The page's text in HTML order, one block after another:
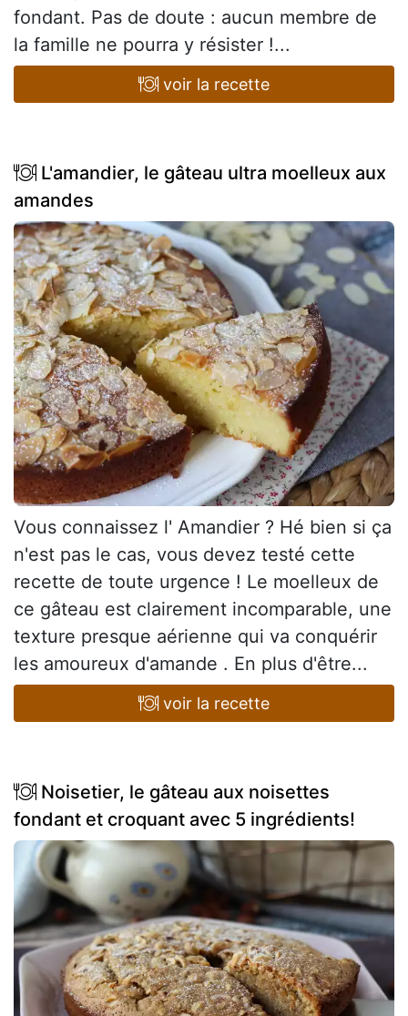
fondant. Pas de doute : aucun membre de
la famille ne pourra y résister !...
voir la recette
L'amandier, le gâteau ultra moelleux aux
amandes
Vous connaissez l' Amandier ? Hé bien si ça
n'est pas le cas, vous devez testé cette
recette de toute urgence ! Le moelleux de
ce gâteau est clairement incomparable, une
texture presque aérienne qui va conquérir
les amoureux d'amande . En plus d'être...
voir la recette
Noisetier, le gâteau aux noisettes
fondant et croquant avec 5 ingrédients!